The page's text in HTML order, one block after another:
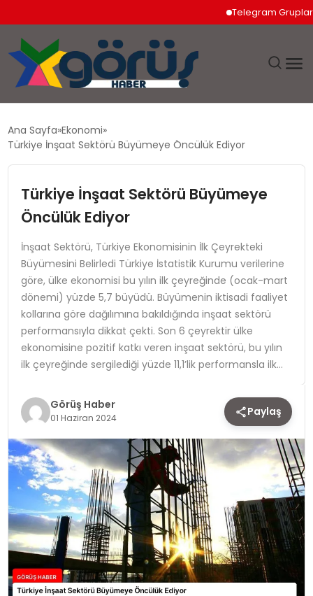
Telegram Grupları
GÜNDEM
SAĞLIK
SPOR
TEKNOLOJI
Ana Sayfa Ekonomi
Türkiye İnşaat Sektörü Büyümeye Öncülük Ediyor
Türkiye İnşaat Sektörü Büyümeye
Öncülük Ediyor
İnşaat Sektörü, Türkiye Ekonomisinin İlk Çeyrekteki
Büyümesini Belirledi Türkiye İstatistik Kurumu verilerine
göre, ülke ekonomisi bu yılın ilk çeyreğinde (ocak-mart
dönemi) yüzde 5,7 büyüdü. Büyümenin iktisadi faaliyet
kollarına göre dağılımına bakıldığında inşaat sektörü
performansıyla dikkat çekti. Son 6 çeyrektir ülke
ekonomisine pozitif katkı veren inşaat sektörü, bu yılın
ilk çeyreğinde sergilediği yüzde 11,1’lik performansla ilk…
Görüş Haber
01 Haziran 2024 Paylaş